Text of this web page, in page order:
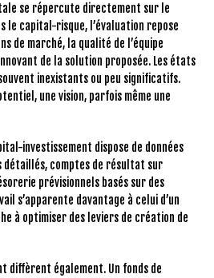
se répercute directement sur le
le capital-risque, l’évaluation repose
de marché, la qualité de l’équipe
de la solution proposée. Les états
inexistants ou peu significatifs.
une vision, parfois même une
investissement dispose de données
détaillés, comptes de résultat sur
prévisionnels basés sur des
s’apparente davantage à celui d’un
à optimiser des leviers de création de
diffèrent également. Un fonds de